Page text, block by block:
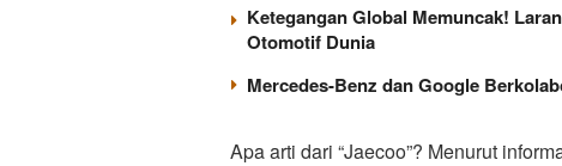
Ketegangan Global Memuncak!
Otomotif Dunia
Mercedes-Benz dan Google
Apa arti dari “Jaecoo”? Menurut